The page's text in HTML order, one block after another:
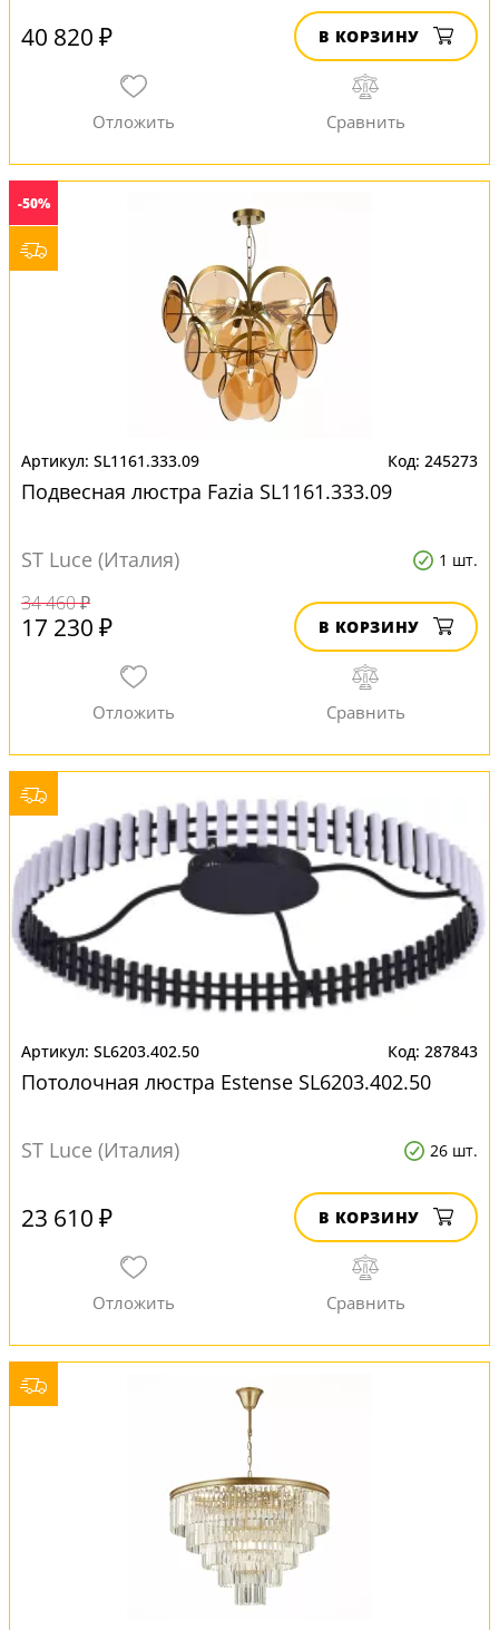
40 820 ₽ В КОРЗИНУ
-50%
SL1161.333.09 245273
Подвесная люстра Fazia SL1161.333.09
ST Luce (Италия) 1 шт.
34 460 ₽
17 230 ₽ В КОРЗИНУ
SL6203.402.50 287843
Потолочная люстра Estense SL6203.402.50
ST Luce (Италия) 26 шт.
23 610 ₽ В КОРЗИНУ